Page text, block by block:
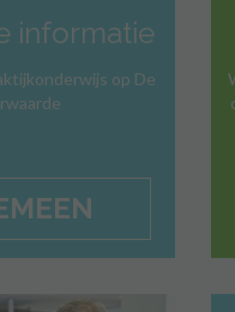
informatie
op De